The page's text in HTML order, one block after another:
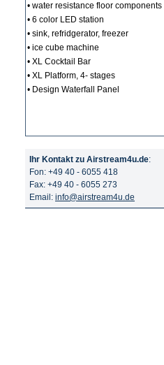
• water resistance floor components
• 6 color LED station
• sink, refridgerator, freezer
• ice cube machine
• XL Cocktail Bar
• XL Platform, 4- stages
• Design Waterfall Panel
Ihr Kontakt zu Airstream4u.de:
Fon: +49 40 - 6055 418
Fax: +49 40 - 6055 273
Email: info@airstream4u.de